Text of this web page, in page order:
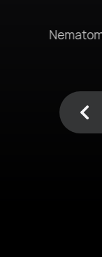
forma,